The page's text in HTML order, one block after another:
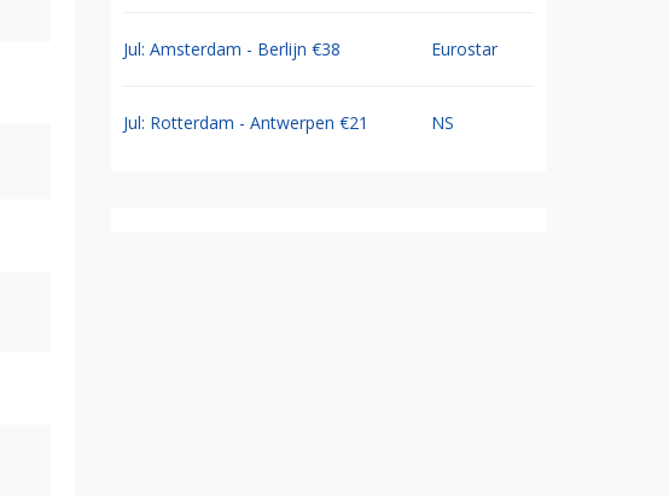
Jul: Amsterdam - Berlijn €38 Eurostar
Jul: Rotterdam - Antwerpen €21 NS